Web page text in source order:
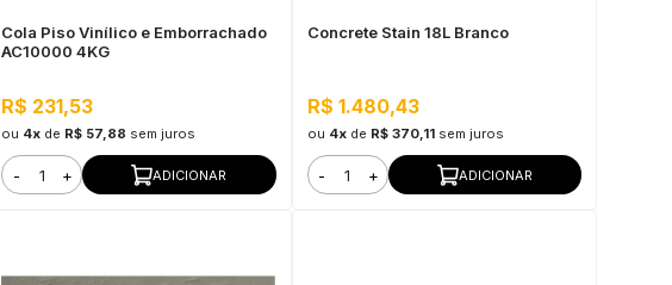
Cola Piso Vinílico e Emborrachado
AC10000 4KG
R$ 231,53
ou 4x de R$ 57,88 sem juros
- + ADICIONAR
Concrete Stain 18L Branco
R$ 1.480,43
ou 4xde R$ 370,11 sem juros
- + ADICIONAR